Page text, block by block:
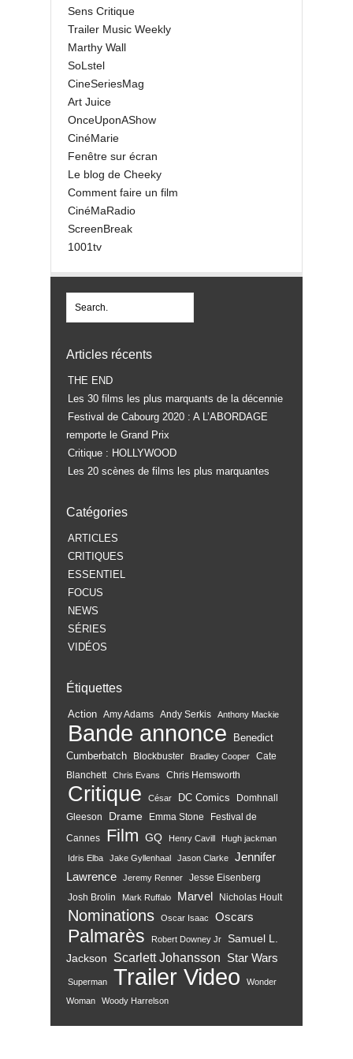
Sens Critique
Trailer Music Weekly
Marthy Wall
SoLstel
CineSeriesMag
Art Juice
OnceUponAShow
CinéMarie
Fenêtre sur écran
Le blog de Cheeky
Comment faire un film
CinéMaRadio
ScreenBreak
1001tv
Articles récents
THE END
Les 30 films les plus marquants de la décennie
Festival de Cabourg 2020 : A L’ABORDAGE
remporte le Grand Prix
Critique : HOLLYWOOD
Les 20 scènes de films les plus marquantes
Catégories
ARTICLES
CRITIQUES
ESSENTIEL
FOCUS
NEWS
SÉRIES
VIDÉOS
Étiquettes
Action Amy Adams Andy Serkis Anthony Mackie
Bande annonce
Benedict
Cumberbatch
Blockbuster Bradley Cooper
Cate
Blanchett
Chris Evans Chris Hemsworth
Critique César DC Comics
Domhnall
Gleeson
Drame Emma Stone
Festival de
Cannes
Film GQ Henry Cavill Hugh jackman
Idris Elba Jake Gyllenhaal Jason Clarke
Jennifer
Lawrence
Jeremy Renner
Jesse Eisenberg
Josh Brolin
Mark Ruffalo Marvel Nicholas Hoult
Nominations Oscar Isaac Oscars
Palmarès Robert Downey Jr
Samuel L.
Jackson
Scarlett Johansson Star Wars
Superman Trailer Video
Wonder
Woman
Woody Harrelson